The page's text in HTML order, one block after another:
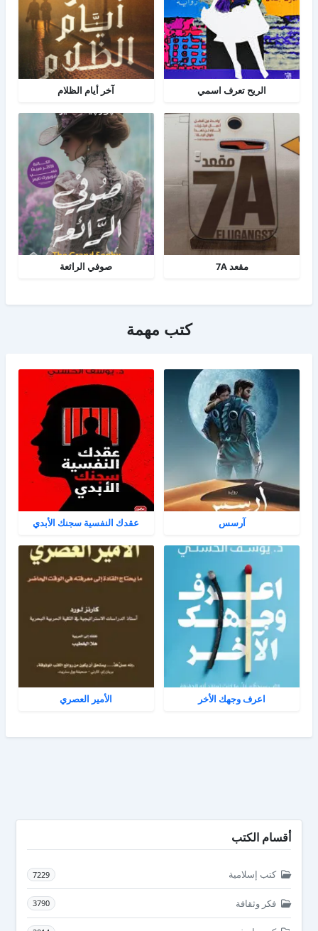
الريح تعرف اسمي آخر أيام الظلام
مقعد 7A صوفي الرائعة
كتب مهمة
آرسس عقدك النفسية سجنك الأبدي
اعرف وجهك الأخر الأمير العصري
أقسام الكتب
كتب إسلامية 7229
فكر وثقافة 3790